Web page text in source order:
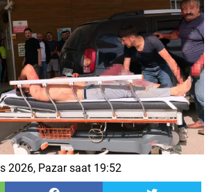
2026, Pazar saat 19:52